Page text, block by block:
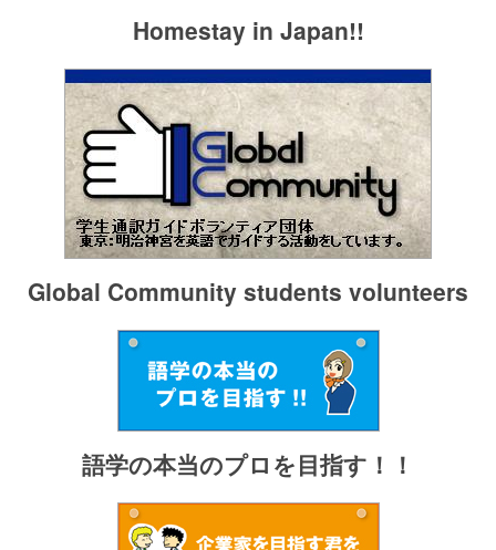
Homestay in Japan!!
Global Community students volunteers
語学の本当のプロを目指す！！